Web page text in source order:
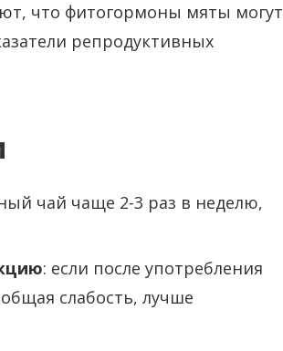
что фитогормоны мяты могут
репродуктивных
чай чаще 2-3 раз в неделю,
: если после употребления
слабость, лучше